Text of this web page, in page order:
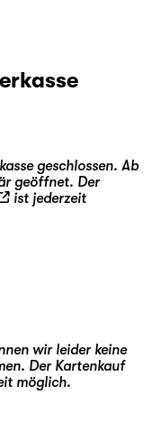
geschlossen. Ab
geöffnet. Der
ist jederzeit
wir leider keine
Der Kartenkauf
möglich.